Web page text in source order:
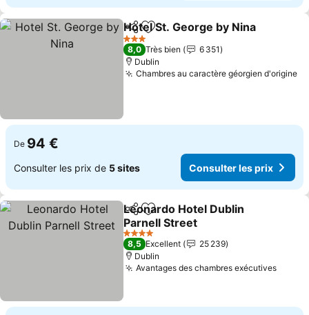
PartagerAjouter à mes favoris
Hotel St. George by Nina
3 Étoiles
8,0 Très bien
6 351
Dublin
Chambres au caractère géorgien d'origine
De 94 €
Consulter les prix de 5 sites Consulter les prix
PartagerAjouter à mes favoris
Leonardo Hotel Dublin
Parnell Street
4 Étoiles
8,5 Excellent
25 239
Dublin
Avantages des chambres exécutives